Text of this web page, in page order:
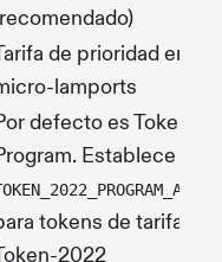
de prioridad en
lamports
defecto es Token
Establece en
tokens de tarifa
2022